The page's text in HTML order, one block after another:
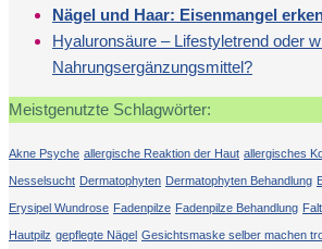
Nägel und Haar: Eisenmangel
Hyaluronsäure – Lifestyletrend oder
Nahrungsergänzungsmittel?
Meistgenutzte Schlagwörter:
Akne Psyche allergische Reaktion der Haut allergisches
Nesselsucht Dermatophyten Dermatophyten Behandlung
Erysipel Wundrose Fadenpilze Fadenpilze Behandlung
Hautpilz gepflegte Nägel Gesichtsmaske selber machen